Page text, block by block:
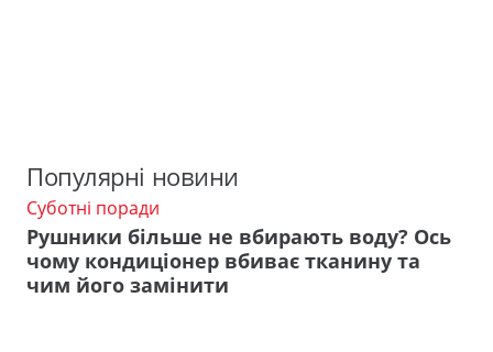
Популярні новини
Суботні поради
Рушники більше не вбирають воду? Ось
чому кондиціонер вбиває тканину та
чим його замінити